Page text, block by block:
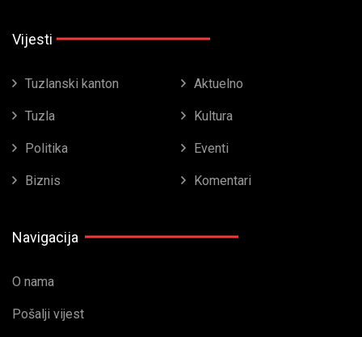
Vijesti
Tuzlanski kanton Aktuelno
Tuzla Kultura
Politika Eventi
Biznis Komentari
Navigacija
O nama
Pošalji vijest